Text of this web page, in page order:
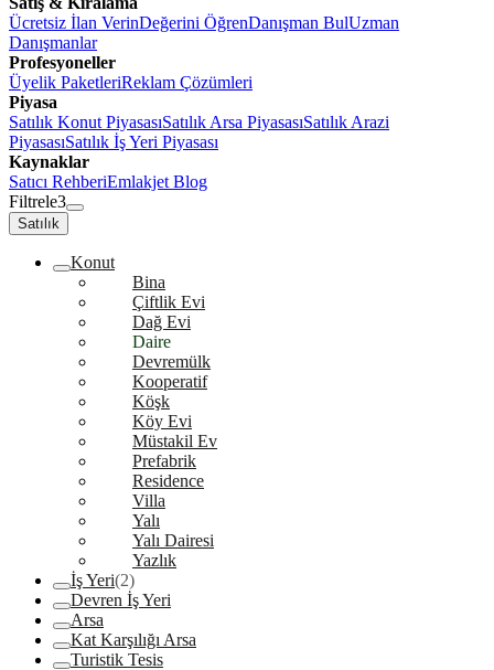
Ücretsiz İlan VerinDeğerini ÖğrenDanışman BulUzman
Danışmanlar
Profesyoneller
Üyelik PaketleriReklam Çözümleri
Piyasa
Satılık Konut PiyasasıSatılık Arsa PiyasasıSatılık Arazi
PiyasasıSatılık İş Yeri Piyasası
Kaynaklar
Satıcı RehberiEmlakjet Blog
Filtrele3
Satılık
Konut
Bina
Çiftlik Evi
Dağ Evi
Daire
Devremülk
Kooperatif
Köşk
Köy Evi
Müstakil Ev
Prefabrik
Residence
Villa
Yalı
Yalı Dairesi
Yazlık
İş Yeri(2)
Devren İş Yeri
Arsa
Kat Karşılığı Arsa
Turistik Tesis